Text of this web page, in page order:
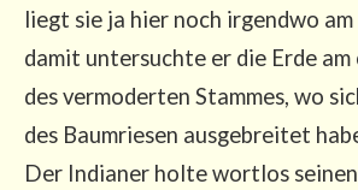
liegt sie ja hier noch irgend­wo am
damit unter­such­te er die Erde am
des ver­mo­der­ten Stam­mes, wo
des Baum­rie­sen aus­ge­brei­tet
Der India­ner hol­te wort­los